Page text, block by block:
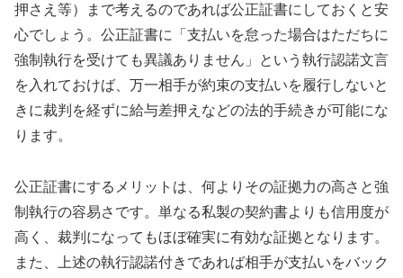
押さえ等）まで考えるのであれば公正証書にしておくと安
心でしょう。公正証書に「支払いを怠った場合はただちに
強制執行を受けても異議ありません」という執行認諾文言
を入れておけば、万一相手が約束の支払いを履行しないと
きに裁判を経ずに給与差押えなどの法的手続きが可能にな
ります。
公正証書にするメリットは、何よりその証拠力の高さと強
制執行の容易さです。単なる私製の契約書よりも信用度が
高く、裁判になってもほぼ確実に有効な証拠となります。
また、上述の執行認諾付きであれば相手が支払いをバック